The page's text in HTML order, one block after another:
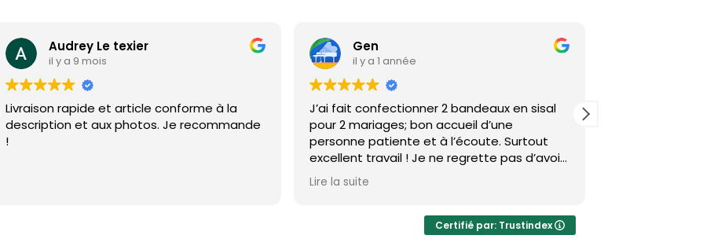
Audrey Le texier
il y a 9 mois
Livraison rapide et article conforme à la
description et aux photos. Je recommande
!
Gen
il y a 1 année
J’ai fait confectionner 2 bandeaux en sisal
pour 2 mariages; bon accueil d’une
personne patiente et à l’écoute. Surtout
excellent travail ! Je ne regrette pas d’avoir
pris le train de Lyon pour venir, le rapport
qualité -prix en vaut le déplacement !!! Un
Lire la suite
Certifié par: Trustindex